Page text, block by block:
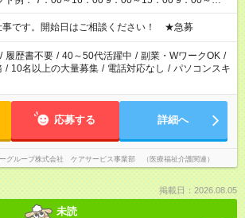
など ※Wワークの場合、他のお仕事と
時間超の就業はご案内できません ※法令に基づき、
雇い派遣の原則禁止）により、短時間・短期間の就
が難しい場合があります
事です。開始日はご相談ください！ ★急募
/ 履歴書不要 / 40～50代活躍中 / 副業・WワークOK /
/ 10名以上の大量募集 / 電話対応なし / パソコンスキ
応募する 詳細へ
グループ株式会社 ケアサービス事業部 （医療福祉介護関連）
掲載日：2026.08.05
未読